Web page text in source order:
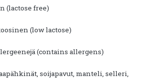
(lactose free)
(low lactose)
(contains allergens)
soijapavut, manteli, selleri,